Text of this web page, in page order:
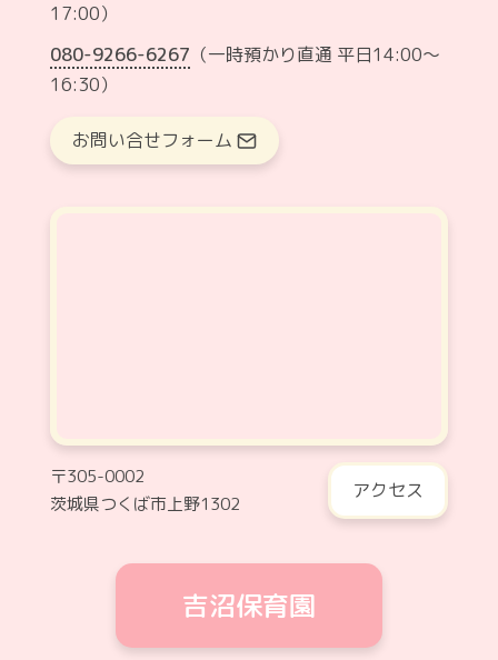
17:00）
080-9266-6267 （一時預かり直通 平日14:00〜
16:30）
お問い合せフォーム
〒305-0002
茨城県つくば市上野1302
アクセス
吉沼保育園